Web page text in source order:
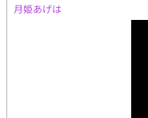
月姫あげは